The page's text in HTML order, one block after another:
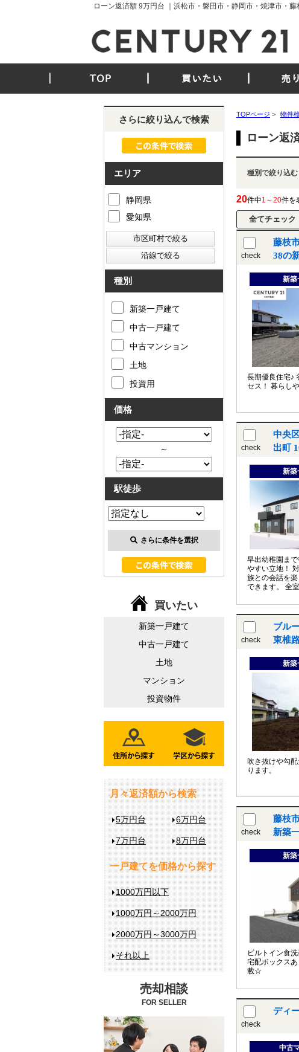
ローン返済額 9万円台 ｜浜松市・磐田市・静岡市・焼津市・
TOP 買いたい 売
TOPページ > 物件
ローン返
種別で絞り込む
20件中1～20件を
check
藤枝市瀬古3丁目
38の
新築
長期優良住宅♪
セス！ 暮らし
check
中央
出町
新築
早出幼稚園ま
やすい立地！
族との会話を
できます。 全
います♪
check
ブル
東椎
新築
吹き抜けや勾
ります。
check
藤枝市志太3丁目 新築
新築
新築
ビルトイン食
宅配ボックス
載☆
check
ディ
中古
さらに絞り込んで検索
エリア
静岡県
愛知県
種別
新築一戸建て
中古一戸建て
中古マンション
土地
投資用
価格
～
駅徒歩
さらに条件を選択
買いたい
新築一戸建て
中古一戸建て
土地
マンション
投資物件
月々返済額から検索
5万円台 6万円台
7万円台 8万円台
一戸建てを価格から探す
1000万円以下
1000万円～2000万円
2000万円～3000万円
それ以上
売却相談
FOR SELLER